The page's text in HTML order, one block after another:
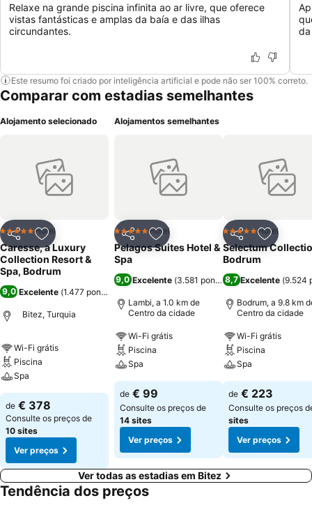
Relaxe na grande piscina infinita ao ar livre, que oferece
vistas fantásticas e amplas da baía e das ilhas
circundantes.
Este resumo foi criado por inteligência artificial e pode não ser 100% correto.
Comparar com estadias semelhantes
Alojamento selecionado
PartilharAdicionar aos favoritos
5 EstrelasHotel
Caresse, a Luxury
Collection Resort &
Spa, Bodrum
9,0 Excelente (1.477 pontuações
Bitez, Turquia
Wi-Fi grátis
Piscina
Spa
de € 378
Consulte os preços de
10 sites
Ver preços
Alojamentos semelhantes
PartilharAdicionar aos favoritos
5 EstrelasHotel
Pelagos Suites Hotel &
Spa
9,0 Excelente (3.581 pontuações)
Lambi, a 1.0 km de
Centro da cidade
Wi-Fi grátis
Piscina
Spa
de € 99
Consulte os preços de
14 sites
Ver preços
Partilhar
5 EstrelasHotel
Selectum
Bodrum
8,7 Excelente (9.524
Bodrum, a 9.8 km
Centro da cidade
Wi-Fi grátis
Piscina
Spa
de € 223
Consulte os preços
sites
Ver preços
Ver todas as estadias em Bitez
Tendência dos preços